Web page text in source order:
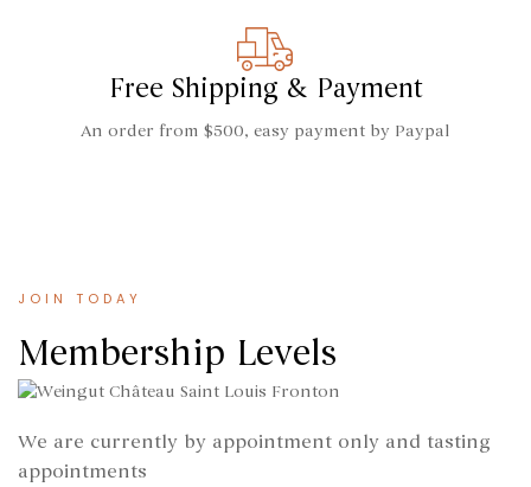
Free Shipping & Payment
An order from $500, easy payment by Paypal
JOIN TODAY
Membership Levels
We are currently by appointment only and tasting
appointments